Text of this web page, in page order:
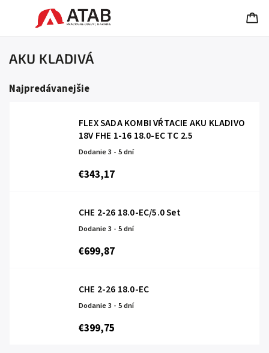
AKU KLADIVÁ
Najpredávanejšie
FLEX SADA KOMBI VŔTACIE AKU KLADIVO
18V FHE 1-16 18.0-EC TC 2.5
Dodanie 3 - 5 dní
€343,17
CHE 2-26 18.0-EC/5.0 Set
Dodanie 3 - 5 dní
€699,87
CHE 2-26 18.0-EC
Dodanie 3 - 5 dní
€399,75